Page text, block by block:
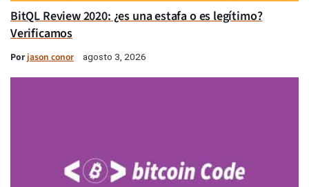
BitQL Review 2020: ¿es una estafa o es legítimo?
Verificamos
Porjason conor agosto 3, 2026